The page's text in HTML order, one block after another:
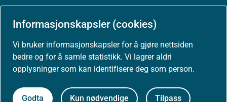
Informasjonskapsler (cookies)
Vi bruker informasjonskapsler for å gjøre nettsiden
bedre og for å samle statistikk. Vi lagrer aldri
opplysninger som kan identifisere deg som person.
Godta Kun nødvendige Tilpass
Om nettstedet
Personvernerklæring